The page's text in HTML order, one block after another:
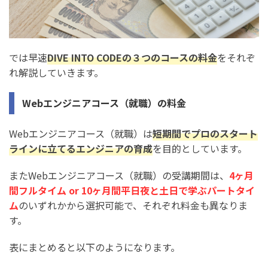
では早速DIVE INTO CODEの３つのコースの料金をそれぞ
れ解説していきます。
Webエンジニアコース（就職）の料金
Webエンジニアコース（就職）は短期間でプロのスタート
ラインに立てるエンジニアの育成を目的としています。
またWebエンジニアコース（就職）の受講期間は、 4ヶ月
間フルタイム or 10ヶ月間平日夜と土日で学ぶパートタイ
ムのいずれかから選択可能で、それぞれ料金も異なりま
す。
表にまとめると以下のようになります。